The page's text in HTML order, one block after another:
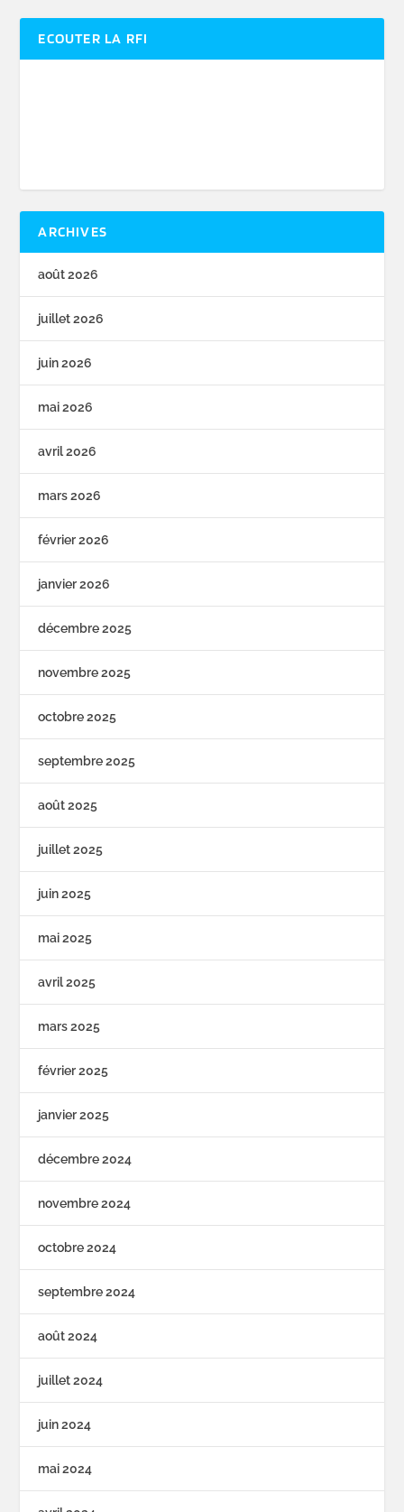
ECOUTER LA RFI
ARCHIVES
août 2026
juillet 2026
juin 2026
mai 2026
avril 2026
mars 2026
février 2026
janvier 2026
décembre 2025
novembre 2025
octobre 2025
septembre 2025
août 2025
juillet 2025
juin 2025
mai 2025
avril 2025
mars 2025
février 2025
janvier 2025
décembre 2024
novembre 2024
octobre 2024
septembre 2024
août 2024
juillet 2024
juin 2024
mai 2024